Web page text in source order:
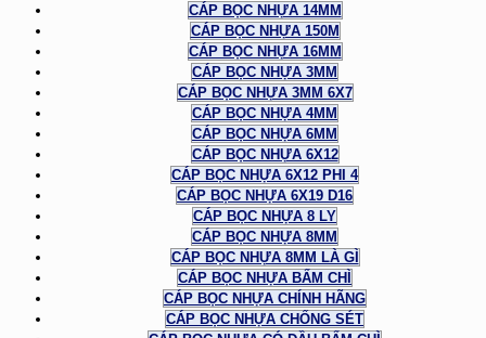
CÁP BỌC NHỰA 14MM
CÁP BỌC NHỰA 150M
CÁP BỌC NHỰA 16MM
CÁP BỌC NHỰA 3MM
CÁP BỌC NHỰA 3MM 6X7
CÁP BỌC NHỰA 4MM
CÁP BỌC NHỰA 6MM
CÁP BỌC NHỰA 6X12
CÁP BỌC NHỰA 6X12 PHI 4
CÁP BỌC NHỰA 6X19 D16
CÁP BỌC NHỰA 8 LY
CÁP BỌC NHỰA 8MM
CÁP BỌC NHỰA 8MM LÀ GÌ
CÁP BỌC NHỰA BẤM CHÌ
CÁP BỌC NHỰA CHÍNH HÃNG
CÁP BỌC NHỰA CHỐNG SÉT